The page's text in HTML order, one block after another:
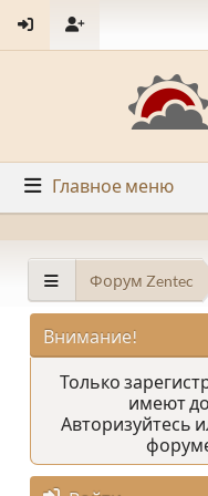
Главное меню
Форум Zentec
Внимание!
Только
имеют
Авторизуйтесь